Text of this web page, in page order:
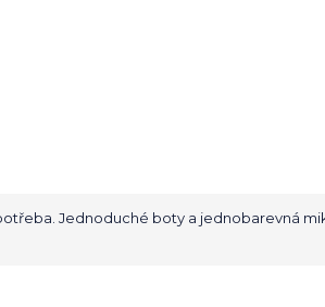
Jednoduché boty a jednobarevná